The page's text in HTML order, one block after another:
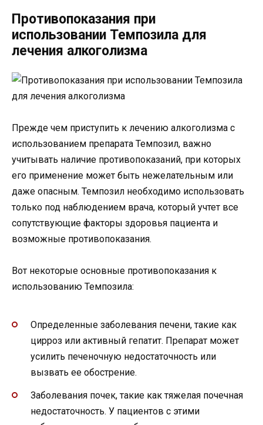
Противопоказания при
использовании Темпозила для
лечения алкоголизма
Прежде чем приступить к лечению алкоголизма с
использованием препарата Темпозил, важно
учитывать наличие противопоказаний, при которых
его применение может быть нежелательным или
даже опасным. Темпозил необходимо использовать
только под наблюдением врача, который учтет все
сопутствующие факторы здоровья пациента и
возможные противопоказания.
Вот некоторые основные противопоказания к
использованию Темпозила:
Определенные заболевания печени, такие как
цирроз или активный гепатит. Препарат может
усилить печеночную недостаточность или
вызвать ее обострение.
Заболевания почек, такие как тяжелая почечная
недостаточность. У пациентов с этими